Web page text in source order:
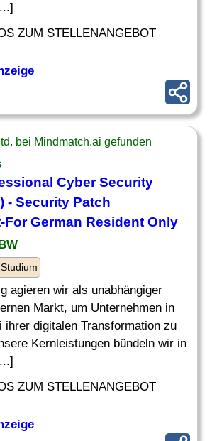
ZUM STELLENANGEBOT
bei Mindmatch.ai gefunden
Cyber Security
- Security Patch
For German Resident Only
agieren wir als unabhängiger
Markt, um Unternehmen in
ihrer digitalen Transformation zu
Kernleistungen bündeln wir in
ZUM STELLENANGEBOT